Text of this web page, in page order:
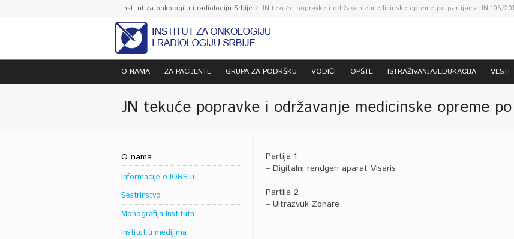
Institut za onkologiju i radiologiju Srbije > JN tekuće popravke i održavanje medicinske opreme po partijama JN 105/
O NAMA ZA PACIJENTE GRUPA ZA PODRŠKU VODIČI OPŠTE ISTRAŽIVANJA/EDUKACIJA VESTI
JN tekuće popravke i održavanje medicinske opreme
Partija 1
– Digitalni rendgen aparat Visaris
Partija 2
– Ultrazvuk Zonare
O nama
Informacije o IORS-u
Sestrinstvo
Monografija Instituta
Institut u medijima